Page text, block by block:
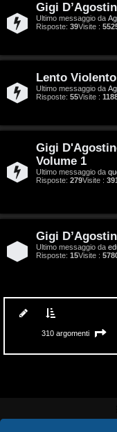
Gigi
Ultimo messaggio da
Risposte: 39Visite :
Lento
Ultimo messaggio da
Risposte: 55Visite :
Gigi
Volume 1
Ultimo messaggio da
Risposte: 279Visite :
Gigi
Ultimo messaggio da
Risposte: 15Visite :
310 argomenti
s
n
o
l
a
n
e
t
P
r